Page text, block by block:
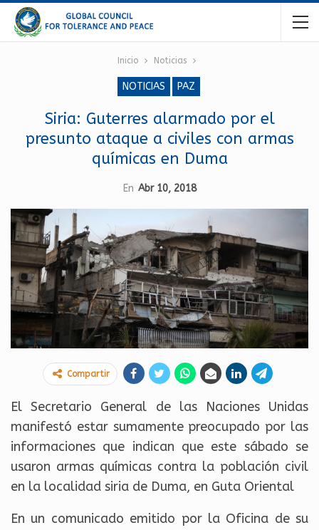
Inicio Noticias
NOTICIAS PAZ
Siria: Guterres alarmado por el
presunto ataque a civiles con armas
químicas en Duma
En Abr 10, 2018
Compartir
El Secretario General de las Naciones Unidas
manifestó estar sumamente preocupado por las
informaciones que indican que este sábado se
usaron armas químicas contra la población civil
en la localidad siria de Duma, en Guta Oriental
En un comunicado emitido por la Oficina de su